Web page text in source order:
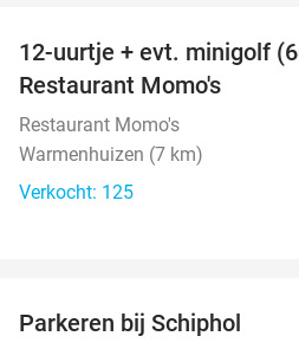
12-uurtje + evt. minigolf
Restaurant Momo's
Restaurant Momo's
Warmenhuizen (7 km)
Verkocht: 125
Parkeren bij Schiphol